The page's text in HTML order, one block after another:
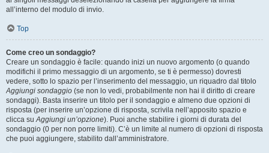
all’interno del modulo di invio.
Top
Come creo un sondaggio?
Creare un sondaggio è facile: quando inizi un nuovo argomento (o quando
modifichi il primo messaggio di un argomento, se ti è permesso) dovresti
vedere, sotto lo spazio per l’inserimento del messaggio, un riquadro dal titolo
Aggiungi sondaggio (se non lo vedi, probabilmente non hai il diritto di creare
sondaggi). Basta inserire un titolo per il sondaggio e almeno due opzioni di
risposta (per inserire un’opzione di risposta, scrivila nell’apposito spazio e
clicca suAggiungi un’opzione). Puoi anche stabilire i giorni di durata del
sondaggio (0 per non porre limiti). C’è un limite al numero di opzioni di risposta
che puoi aggiungere, stabilito dall’amministratore.